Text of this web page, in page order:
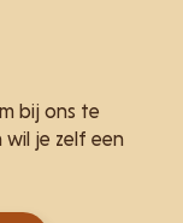
bij ons te
je zelf een